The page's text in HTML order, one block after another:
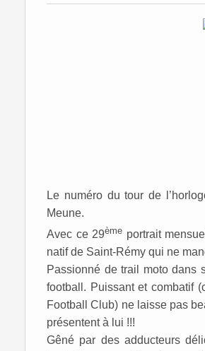
Le numéro du tour de
Meune.
Avec ce 29ème portrait
natif de Saint-Rémy qui ne
Passionné de trail moto dans
football. Puissant et combatif
Football Club) ne laisse pas
présentent à lui !!!
Gêné par des adducteurs